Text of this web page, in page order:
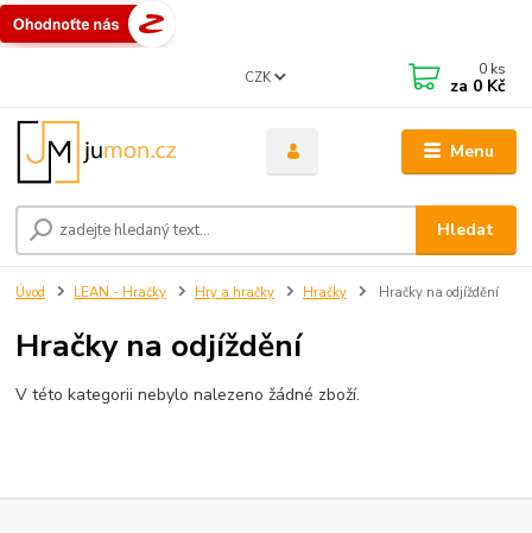
Menu
CZK
Hledat
0 ks
za 0 Kč
Úvod LEAN - Hračky Hry a hračky Hračky Hračky na odjíždění
Hračky na odjíždění
V této kategorii nebylo nalezeno žádné zboží.